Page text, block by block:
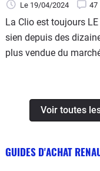
Le 19/04/2024 47
La Clio est toujours
sien depuis des dizaines d'années. Et
plus vendue du
Voir toutes
GUIDES D'ACHAT